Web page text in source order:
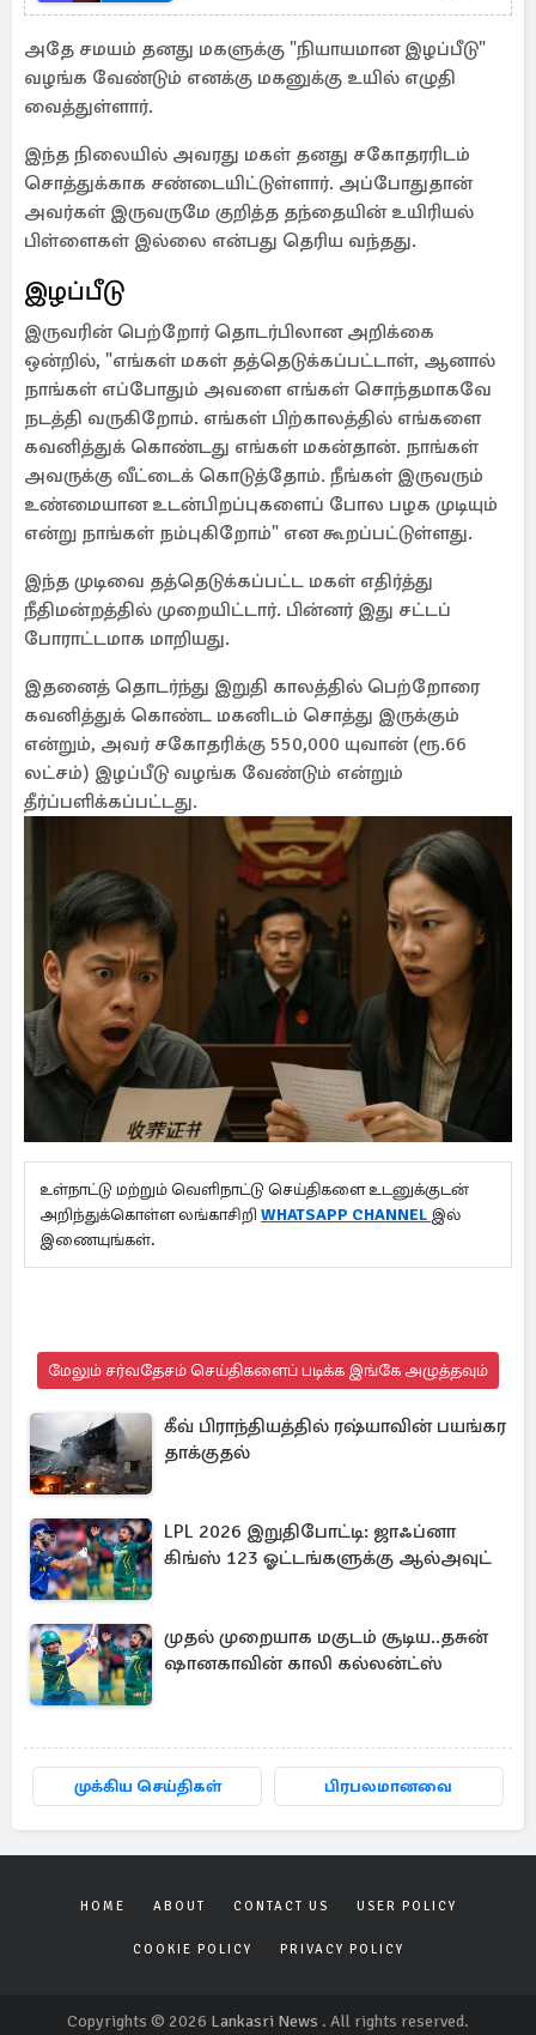
துரித முடிவு!
அதே சமயம் தனது மகளுக்கு "நியாயமான இழப்பீடு"
வழங்க வேண்டும் எனக்கு மகனுக்கு உயில் எழுதி
வைத்துள்ளார்.
இந்த நிலையில் அவரது மகள் தனது சகோதரரிடம்
சொத்துக்காக சண்டையிட்டுள்ளார். அப்போதுதான்
அவர்கள் இருவருமே குறித்த தந்தையின் உயிரியல்
பிள்ளைகள் இல்லை என்பது தெரிய வந்தது.
இழப்பீடு
இருவரின் பெற்றோர் தொடர்பிலான அறிக்கை
ஒன்றில், "எங்கள் மகள் தத்தெடுக்கப்பட்டாள், ஆனால்
நாங்கள் எப்போதும் அவளை எங்கள் சொந்தமாகவே
நடத்தி வருகிறோம். எங்கள் பிற்காலத்தில் எங்களை
கவனித்துக் கொண்டது எங்கள் மகன்தான். நாங்கள்
அவருக்கு வீட்டைக் கொடுத்தோம். நீங்கள் இருவரும்
உண்மையான உடன்பிறப்புகளைப் போல பழக முடியும்
என்று நாங்கள் நம்புகிறோம்" என கூறப்பட்டுள்ளது.
இந்த முடிவை தத்தெடுக்கப்பட்ட மகள் எதிர்த்து
நீதிமன்றத்தில் முறையிட்டார். பின்னர் இது சட்டப்
போராட்டமாக மாறியது.
இதனைத் தொடர்ந்து இறுதி காலத்தில் பெற்றோரை
கவனித்துக் கொண்ட மகனிடம் சொத்து இருக்கும்
என்றும், அவர் சகோதரிக்கு 550,000 யுவான் (ரூ.66
லட்சம்) இழப்பீடு வழங்க வேண்டும் என்றும்
தீர்ப்பளிக்கப்பட்டது.
உள்நாட்டு மற்றும் வெளிநாட்டு செய்திகளை உடனுக்குடன்
அறிந்துக்கொள்ள லங்காசிறி WHATSAPP CHANNEL இல்
இணையுங்கள்.
மேலும் சர்வதேசம் செய்திகளைப் படிக்க இங்கே அழுத்தவும்
கீவ் பிராந்தியத்தில் ரஷ்யாவின் பயங்கர
தாக்குதல்
LPL 2026 இறுதிபோட்டி: ஜாஃப்னா
கிங்ஸ் 123 ஓட்டங்களுக்கு ஆல்அவுட்
முதல் முறையாக மகுடம் சூடிய..தசுன்
ஷானகாவின் காலி கல்லன்ட்ஸ்
முக்கிய செய்திகள் பிரபலமானவை
HOME ABOUT CONTACT US USER POLICY
COOKIE POLICY PRIVACY POLICY
Copyrights © 2026 Lankasri News . All rights reserved.